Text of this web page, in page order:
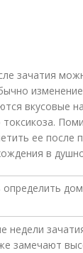
зачатия
вкусовые
токсикоза.
ее после
в
недели
замечают